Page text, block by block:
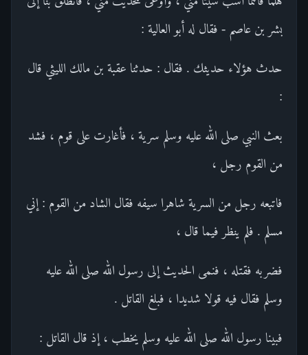
بشر بن عاصم - فقال له أبو العالية :
حدث هؤلاء حديثك . فقال : حدثنا عقبة بن مالك الليثي قال
:
بعث النبي صلى الله عليه وسلم سرية ، فأغارت على قوم ، فشد
من القوم رجل ،
فاتبعه رجل من السرية شاهرا سيفه فقال الشاد من القوم : إني
مسلم . فلم ينظر فيما قال ،
فضربه فقتله ، فنمى الحديث إلى رسول الله صلى الله عليه
وسلم فقال فيه قولا شديدا ، فبلغ القاتل .
فبينا رسول الله صلى الله عليه وسلم يخطب ، إذ قال القاتل :